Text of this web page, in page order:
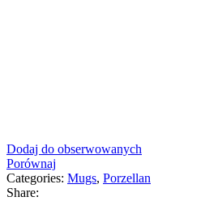
Dodaj do obserwowanych
Porównaj
Categories: Mugs, Porzellan
Share: